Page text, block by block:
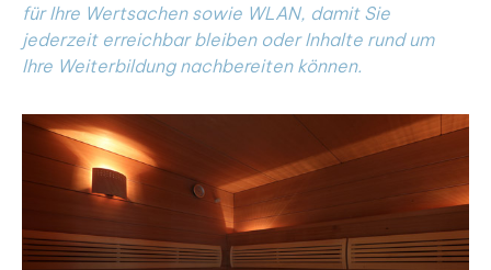
für Ihre Wertsachen sowie WLAN, damit Sie
jederzeit erreichbar bleiben oder Inhalte rund um
Ihre Weiterbildung nachbereiten können.